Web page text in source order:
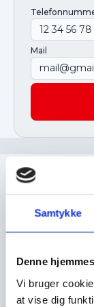
Samtykke
Denne
Vi bruger
at vise dig
Mail
Tilbage til